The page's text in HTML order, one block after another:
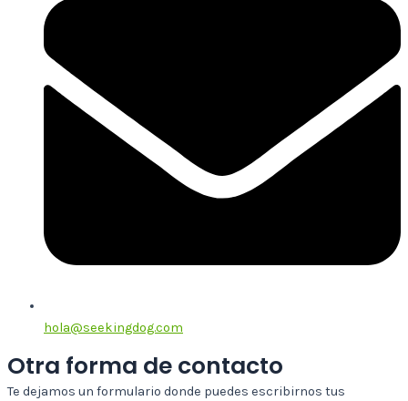
hola@seekingdog.com
Otra forma de contacto
Te dejamos un formulario donde puedes escribirnos tus